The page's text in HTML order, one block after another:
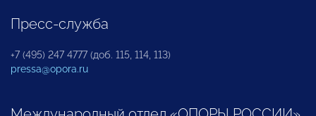
Пресс-служба
+7 (495) 247 4777 (доб. 115, 114, 113)
pressa@opora.ru